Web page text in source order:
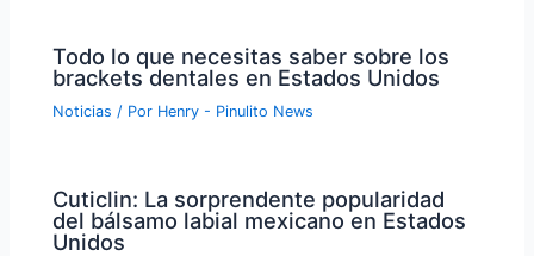
Todo lo que necesitas saber sobre los
brackets dentales en Estados Unidos
Noticias / Por Henry - Pinulito News
Cuticlin: La sorprendente popularidad
del bálsamo labial mexicano en Estados
Unidos